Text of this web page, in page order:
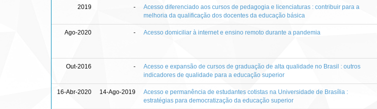
2019 -
Acesso diferenciado aos cursos de pedagogia e licenciaturas : contribuir para a
melhoria da qualificação dos docentes da educação básica
Ago-2020 - Acesso domiciliar à internet e ensino remoto durante a pandemia
Out-2016 -
Acesso e expansão de cursos de graduação de alta qualidade no Brasil : outros
indicadores de qualidade para a educação superior
16-Abr-2020 14-Ago-2019
Acesso e permanência de estudantes cotistas na Universidade de Brasília :
estratégias para democratização da educação superior